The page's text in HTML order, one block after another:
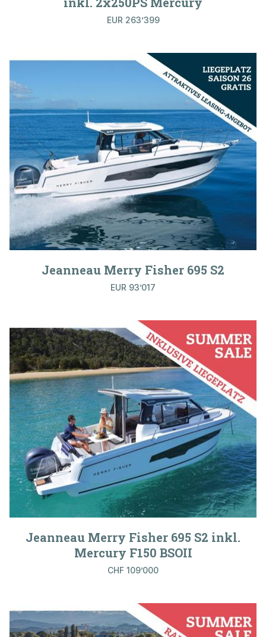
EUR 263’399
Jeanneau Merry Fisher 695 S2
EUR 93’017
Jeanneau Merry Fisher 695 S2 inkl.
Mercury F150 BSOII
CHF 109’000